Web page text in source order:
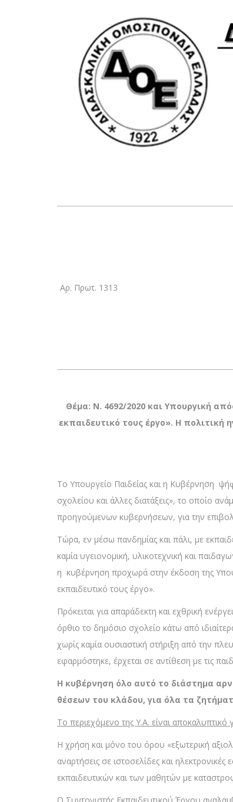
Αρ. Πρωτ. 1313
Θέμα: Ν. 4692/2020 και Υπουργική
εκπαιδευτικό τους έργο». Η πολιτική
Το Υπουργείο Παιδείας και η Κυβέρνηση
σχολείου και άλλες διατάξεις», το οποίο
προηγούμενων κυβερνήσεων, για την
Τώρα, εν μέσω πανδημίας και πάλι, με
καμία υγειονομική, υλικοτεχνική και
η κυβέρνηση προχωρά στην έκδοση της
εκπαιδευτικό τους έργο».
Πρόκειται για απαράδεκτη και εχθρική
όρθιο το δημόσιο σχολείο κάτω από
χωρίς καμία ουσιαστική στήριξη από την
εφαρμόστηκε, έρχεται σε αντίθεση με τις
Η κυβέρνηση όλο αυτό το διάστημα
θέσεων του κλάδου, για όλα τα
Το περιεχόμενο της Υ.Α. είναι αποκαλυπτικό
Η χρήση και μόνο του όρου «εξωτερική
αναρτήσεις σε ιστοσελίδες και
εκπαιδευτικών και των μαθητών με